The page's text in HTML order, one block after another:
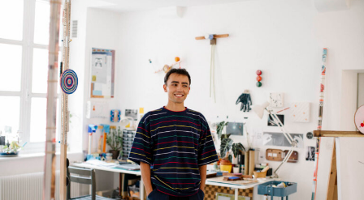
PROGRAMMATION
MAGAZINE
ESPACES DE PRATIQUE ARTISTIQUE ↓
Recherche
Connexion